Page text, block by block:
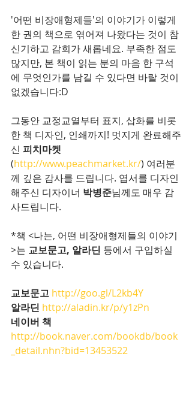
'어떤 비장애형제들'의 이야기가 이렇게
한 권의 책으로 엮어져 나왔다는 것이 참
신기하고 감회가 새롭네요. 부족한 점도
많지만, 본 책이 읽는 분의 마음 한 구석
에 무엇인가를 남길 수 있다면 바랄 것이
없겠습니다:D
그동안 교정교열부터 표지, 삽화를 비롯
한 책 디자인, 인쇄까지! 멋지게 완료해주
신 피치마켓
(http://www.peachmarket.kr/) 여러분
께 깊은 감사를 드립니다. 엽서를 디자인
해주신 디자이너 박병준님께도 매우 감
사드립니다.
*책 <나는, 어떤 비장애형제들의 이야기
>는 교보문고, 알라딘 등에서 구입하실
수 있습니다.
교보문고 http://goo.gl/L2kb4Y
알라딘 http://aladin.kr/p/y1zPn
네이버 책
http://book.naver.com/bookdb/book
_detail.nhn?bid=13453522